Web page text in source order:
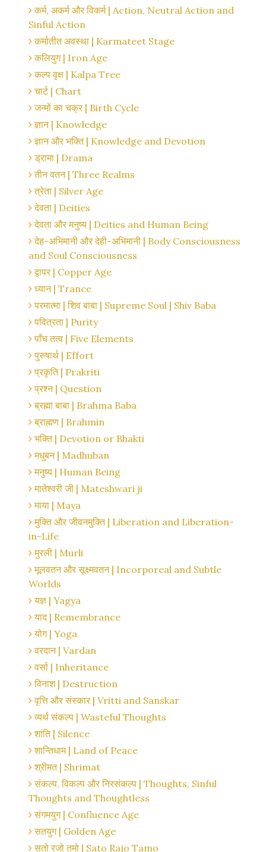
कर्म, अकर्म और विकर्म | Action, Neutral Action and
Sinful Action
कर्मातीत अवस्था | Karmateet Stage
कलियुग | Iron Age
कल्प वृक्ष | Kalpa Tree
चार्ट | Chart
जन्मों का चक्र | Birth Cycle
ज्ञान | Knowledge
ज्ञान और भक्ति | Knowledge and Devotion
ड्रामा | Drama
तीन वतन | Three Realms
त्रेता | Silver Age
देवता | Deities
देवता और मनुष्य | Deities and Human Being
देह-अभिमानी और देही-अभिमानी | Body Consciousness
and Soul Consciousness
द्वापर | Copper Age
ध्यान | Trance
परमात्मा | शिव बाबा | Supreme Soul | Shiv Baba
पवित्रता | Purity
पाँच तत्व | Five Elements
पुरुषार्थ | Effort
प्रकृति | Prakriti
प्रश्न | Question
ब्रह्मा बाबा | Brahma Baba
ब्राह्मण | Brahmin
भक्ति | Devotion or Bhakti
मधुबन | Madhuban
मनुष्य | Human Being
मातेश्वरी जी | Mateshwari ji
माया | Maya
मुक्ति और जीवनमुक्ति | Liberation and Liberation-
in-Life
मुरली | Murli
मूलवतन और सूक्ष्मवतन | Incorporeal and Subtle
Worlds
यज्ञ | Yagya
याद | Remembrance
योग | Yoga
वरदान | Vardan
वर्सा | Inheritance
विनाश | Destruction
वृत्ति और संस्कार | Vritti and Sanskar
व्यर्थ संकल्प | Wasteful Thoughts
शांति | Silence
शान्तिधाम | Land of Peace
श्रीमत | Shrimat
संकल्प, विकल्प और निरसंकल्प | Thoughts, Sinful
Thoughts and Thoughtless
संगमयुग | Confluence Age
सतयुग | Golden Age
सतो रजो तमो | Sato Rajo Tamo